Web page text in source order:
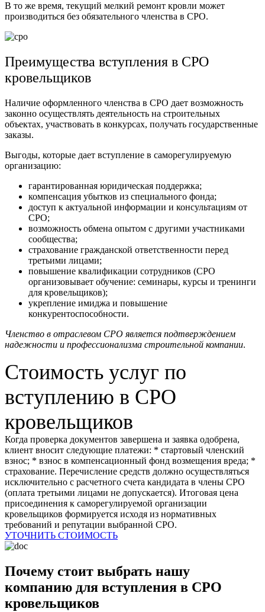
В то же время, текущий мелкий ремонт кровли может
производиться без обязательного членства в СРО.
Преимущества вступления в СРО
кровельщиков
Наличие оформленного членства в СРО дает возможность
законно осуществлять деятельность на строительных
объектах, участвовать в конкурсах, получать государственные
заказы.
Выгоды, которые дает вступление в саморегулируемую
организацию:
гарантированная юридическая поддержка;
компенсация убытков из специального фонда;
доступ к актуальной информации и консультациям от
СРО;
возможность обмена опытом с другими участниками
сообщества;
страхование гражданской ответственности перед
третьими лицами;
повышение квалификации сотрудников (СРО
организовывает обучение: семинары, курсы и тренинги
для кровельщиков);
укрепление имиджа и повышение
конкурентоспособности.
Членство в отраслевом СРО является подтверждением
надежности и профессионализма строительной компании.
Стоимость услуг по
вступлению в СРО
кровельщиков
Когда проверка документов завершена и заявка одобрена,
клиент вносит следующие платежи: * стартовый членский
взнос; * взнос в компенсационный фонд возмещения вреда; *
страхование. Перечисление средств должно осуществляться
исключительно с расчетного счета кандидата в члены СРО
(оплата третьими лицами не допускается). Итоговая цена
присоединения к саморегулируемой организации
кровельщиков формируется исходя из нормативных
требований и репутации выбранной СРО.
УТОЧНИТЬ СТОИМОСТЬ
Почему стоит выбрать нашу
компанию для вступления в СРО
кровельщиков